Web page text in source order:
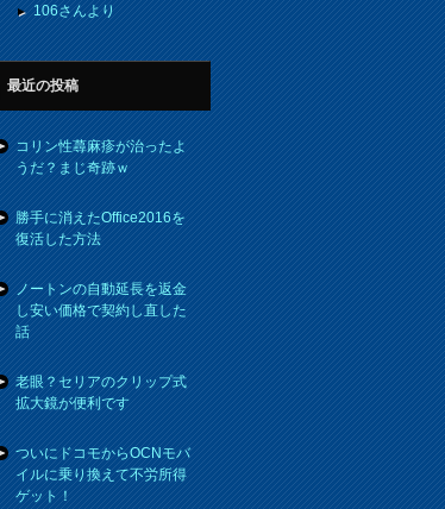
106さんより
最近の投稿
コリン性蕁麻疹が治ったよ
うだ？まじ奇跡ｗ
勝手に消えたOffice2016を
復活した方法
ノートンの自動延長を返金
し安い価格で契約し直した
話
老眼？セリアのクリップ式
拡大鏡が便利です
ついにドコモからOCNモバ
イルに乗り換えて不労所得
ゲット！